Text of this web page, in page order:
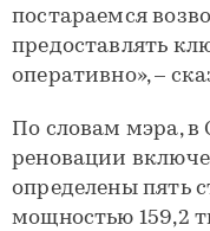
постараемся
предоставлять
оперативно», –
По словам мэра, в
реновации
определены пять
мощностью 159,2